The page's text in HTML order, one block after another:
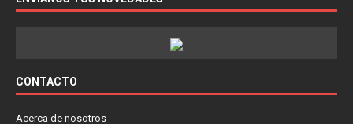
CONTACTO
Acerca de nosotros